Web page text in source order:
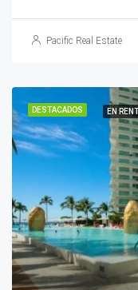
Pacific Real Estate
DESTACADOS EN